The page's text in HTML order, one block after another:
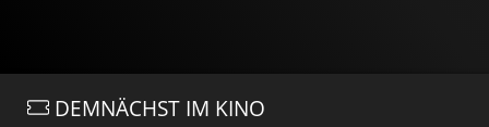
DEMNÄCHST IM KINO